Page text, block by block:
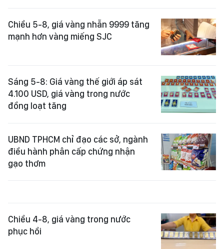
Chiều 5-8, giá vàng nhẫn 9999 tăng
mạnh hơn vàng miếng SJC
Sáng 5-8: Giá vàng thế giới áp sát
4.100 USD, giá vàng trong nước
đồng loạt tăng
UBND TPHCM chỉ đạo các sở, ngành
điều hành phân cấp chứng nhận
gạo thơm
Chiều 4-8, giá vàng trong nước
phục hồi